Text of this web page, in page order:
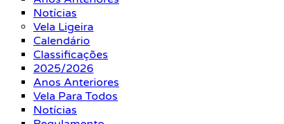
Notícias
Vela Ligeira
Calendário
Classificações
2025/2026
Anos Anteriores
Vela Para Todos
Notícias